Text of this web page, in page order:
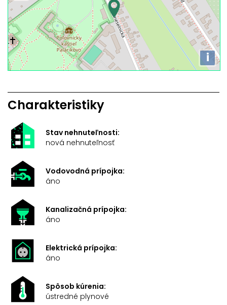
i
Charakteristiky
Stav nehnuteľnosti:
nová nehnuteľnosť
Vodovodná prípojka:
áno
Kanalizačná prípojka:
áno
Elektrická prípojka:
áno
Spôsob kúrenia:
ústredné plynové